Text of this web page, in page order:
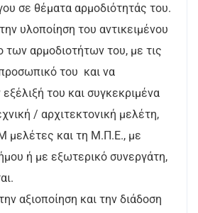
σε θέματα αρμοδιότητάς του.
υλοποίηση του αντικειμένου
των αρμοδιοτήτων του, με τις
του και να
του και συγκεκριμένα
/ αρχιτεκτονική μελέτη,
μελέτες και τη Μ.Π.Ε., με
ή με εξωτερικό συνεργάτη,
αξιοποίηση και την διάδοση